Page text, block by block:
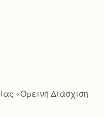
«Ορεινή Διάσχιση